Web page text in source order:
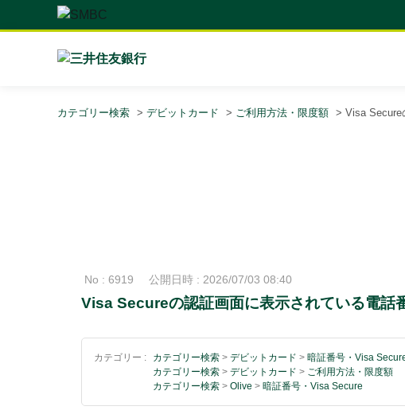
カテゴリー検索 > デビットカード > ご利用方法・限度額 > Visa Secure
No : 6919 公開日時 : 2026/07/03 08:40
Visa Secureの認証画面に表示されている電話
カテゴリー : カテゴリー検索 > デビットカード > 暗証番号・Visa
カテゴリー検索 > デビットカード > ご利用方法・限度額
カテゴリー検索 > Olive > 暗証番号・Visa Secure